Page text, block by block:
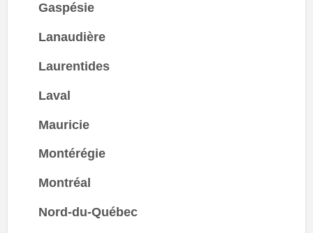
Gaspésie
Lanaudière
Laurentides
Laval
Mauricie
Montérégie
Montréal
Nord-du-Québec